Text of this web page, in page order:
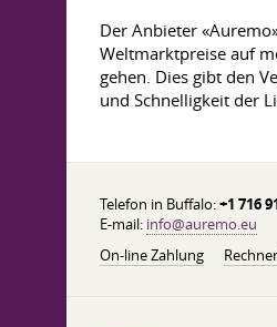
Der Anbieter
Weltmarktpreise auf
gehen. Dies gibt den
und Schnelligkeit der
Telefon in Buffalo:+1 716
E-mail: info@auremo.eu
On-line Zahlung